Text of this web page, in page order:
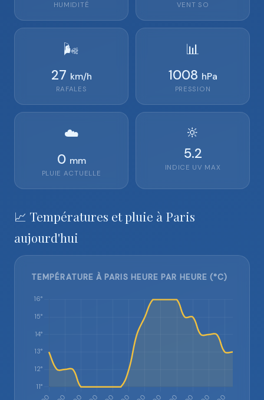
HUMIDITÉ VENT SO
🌬️
27 km/h
RAFALES
📊
1008 hPa
PRESSION
☁️
0 mm
PLUIE ACTUELLE
🔆
5.2
INDICE UV MAX
📈 Températures et pluie à Paris
aujourd'hui
TEMPÉRATURE À PARIS HEURE PAR HEURE (°C)